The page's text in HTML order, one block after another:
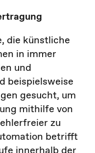
die künstliche
in immer
und
beispielsweise
gesucht, um
mithilfe von
zu
betrifft
innerhalb der